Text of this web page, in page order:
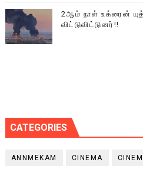
2ஆம் நாள் உக்ரைன்
விட்டுவிட்டுனர்!!
CATEGORIES
ANNMEKAM CINEMA